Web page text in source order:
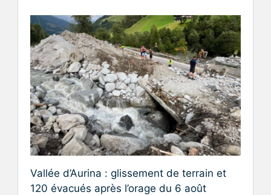
Vallée d’Aurina : glissement de terrain et
120 évacués après l’orage du 6 août